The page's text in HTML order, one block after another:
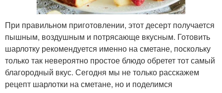
При правильном приготовлении, этот десерт получается
пышным, воздушным и потрясающе вкусным. Готовить
шарлотку рекомендуется именно на сметане, поскольку
только так невероятно простое блюдо обретет тот самый
благородный вкус. Сегодня мы не только расскажем
рецепт шарлотки на сметане, но и поделимся